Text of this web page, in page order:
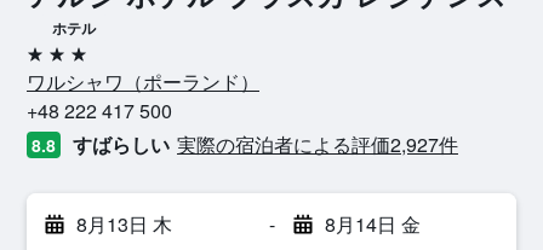
ホテル
3つ星
ワルシャワ​（ポーランド​）​
+48 222 417 500
8.8 すばらしい 実際の宿泊者による評価2,927​件
8月13日 木 - 8月14日 金